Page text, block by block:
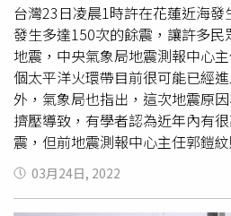
台灣23日凌晨1時許在花蓮近海
發生多達150次的餘震，讓許多
地震，中央氣象局地震測報中心
個太平洋火環帶目前很可能已經
外，氣象局也指出，這次地震原
擠壓導致，有學者認為近年內有
震，但前地震測報中心主任郭鎧
早。地震測報中心主任陳國昌表
自去年延續到今年，3天內不排
03月24日, 2022